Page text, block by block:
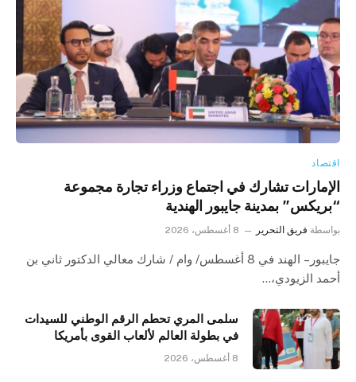
اقتصاد
الإمارات تشارك في اجتماع وزراء تجارة مجموعة
“بريكس” بمدينة جايبور الهندية
بواسطة فريق التحرير 8 أغسطس، 2026
جايبور – الهند في 8 أغسطس/ وام / شارك معالي الدكتور ثاني بن
أحمد الزيودي،…
سلمى المري تحطم الرقم الوطني للسيدات
في بطولة العالم لألعاب القوى بأمريكا
8 أغسطس، 2026